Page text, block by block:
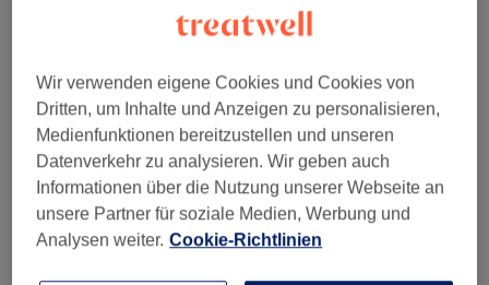
Neuhausen-Nymphenburg, München
Nebenzeiten
Gesichtsbehandlungen
15 Min. - 1 Std. 10 Min.
ab12,75 €
Spare bis zu 40%
Gesichtsbehandlung,Ausreinigung +
Gesichtsmassage de Luxe
1 Std.
79 €
Wir verwenden eigene Cookies und Cookies von
Dritten, um Inhalte und Anzeigen zu personalisieren,
Medienfunktionen bereitzustellen und unseren
Datenverkehr zu analysieren. Wir geben auch
Informationen über die Nutzung unserer Webseite an
unsere Partner für soziale Medien, Werbung und
Analysen weiter. Cookie-Richtlinien